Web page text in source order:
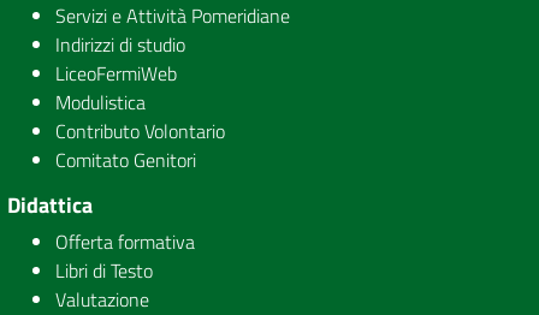
Servizi e Attività Pomeridiane
Indirizzi di studio
LiceoFermiWeb
Modulistica
Contributo Volontario
Comitato Genitori
Didattica
Offerta formativa
Libri di Testo
Valutazione